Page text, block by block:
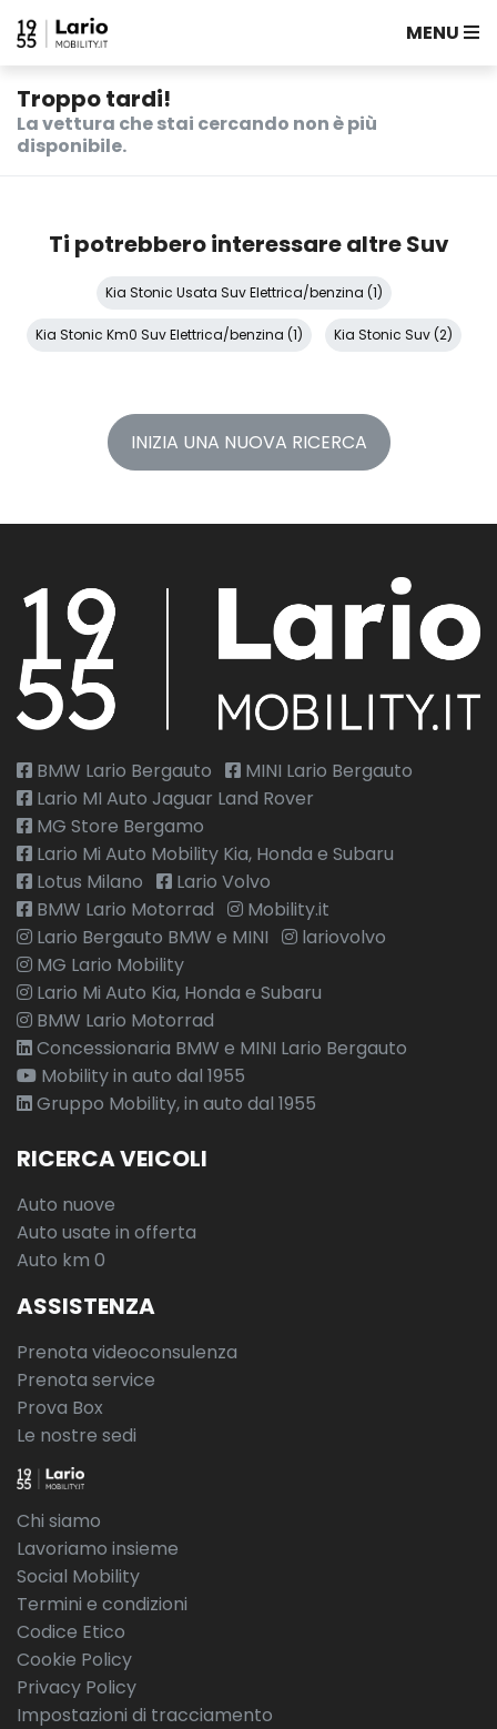
MENU
Troppo tardi!
La vettura che stai cercando non è più
disponibile.
Ti potrebbero interessare altre Suv
Kia Stonic Usata Suv Elettrica/benzina (1)
Kia Stonic Km0 Suv Elettrica/benzina (1) Kia Stonic Suv (2)
INIZIA UNA NUOVA RICERCA
BMW Lario Bergauto
MINI Lario Bergauto
Lario MI Auto Jaguar Land Rover
MG Store Bergamo
Lario Mi Auto Mobility Kia, Honda e Subaru
Lotus Milano
Lario Volvo
BMW Lario Motorrad
Mobility.it
Lario Bergauto BMW e MINI
lariovolvo
MG Lario Mobility
Lario Mi Auto Kia, Honda e Subaru
BMW Lario Motorrad
Concessionaria BMW e MINI Lario Bergauto
Mobility in auto dal 1955
Gruppo Mobility, in auto dal 1955
RICERCA VEICOLI
Auto nuove
Auto usate in offerta
Auto km 0
ASSISTENZA
Prenota videoconsulenza
Prenota service
Prova Box
Le nostre sedi
Chi siamo
Lavoriamo insieme
Social Mobility
Termini e condizioni
Codice Etico
Cookie Policy
Privacy Policy
Impostazioni di tracciamento